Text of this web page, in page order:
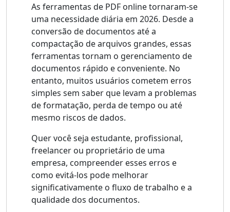
As ferramentas de PDF online tornaram-se
uma necessidade diária em 2026. Desde a
conversão de documentos até a
compactação de arquivos grandes, essas
ferramentas tornam o gerenciamento de
documentos rápido e conveniente. No
entanto, muitos usuários cometem erros
simples sem saber que levam a problemas
de formatação, perda de tempo ou até
mesmo riscos de dados.
Quer você seja estudante, profissional,
freelancer ou proprietário de uma
empresa, compreender esses erros e
como evitá-los pode melhorar
significativamente o fluxo de trabalho e a
qualidade dos documentos.